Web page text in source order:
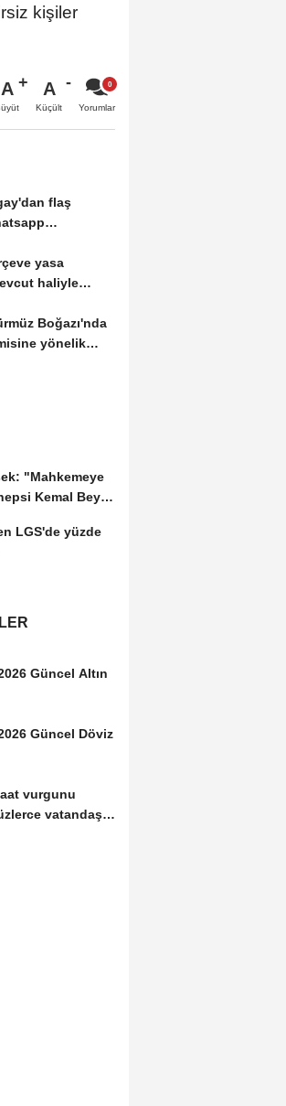
kişiler
A A
Küçült Yorumlar
flaş
yasa
haliyle
Boğazı'nda
yönelik
"Mahkemeye
Kemal Bey’e
LGS'de yüzde
Güncel Altın
Güncel Döviz
vurgunu
vatandaş